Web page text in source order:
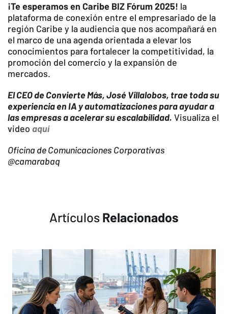
¡Te esperamos en Caribe BIZ Fórum 2025! la
plataforma de conexión entre el empresariado de la
región Caribe y la audiencia que nos acompañará en
el marco de una agenda orientada a elevar los
conocimientos para fortalecer la competitividad, la
promoción del comercio y la expansión de
mercados.
El CEO de Convierte Más, José Villalobos, trae toda su
experiencia en IA y automatizaciones para ayudar a
las empresas a acelerar su escalabilidad. Visualiza el
video aquí
Oficina de Comunicaciones Corporativas
@camarabaq
Artículos Relacionados